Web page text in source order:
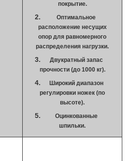
покрытие.
Оптимальное
расположение несущих
опор для равномерного
распределения нагрузки.
Двукратный запас
прочности (до 1000 кг).
Широкий диапазон
регулировки ножек (по
высоте).
Оцинкованные
шпильки.